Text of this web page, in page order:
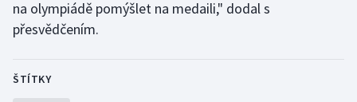
na olympiádě pomýšlet na medaili," dodal s
přesvědčením.
ŠTÍTKY